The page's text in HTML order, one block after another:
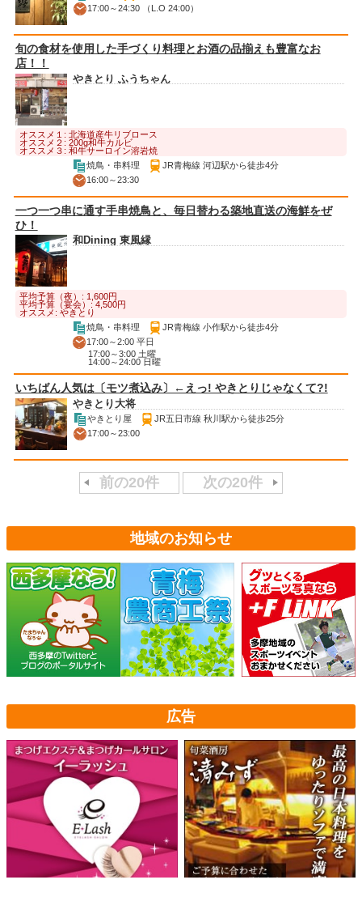
17:00～24:30 （L.O 24:00）
旬の食材を使用した手づくり料理とお酒の品揃えも豊富なお
店！！
やきとり ふうちゃん
オススメ１: 北海道産牛リブロース
オススメ２: 200g和牛カルビ
オススメ３: 和牛サーロイン溶岩焼
焼鳥・串料理
JR青梅線 河辺駅から徒歩4分
16:00～23:30
一つ一つ串に通す手串焼鳥と、毎日替わる築地直送の海鮮をぜ
ひ！
和Dining 東風縁
平均予算（夜）: 1,600円
平均予算（宴会）: 4,500円
オススメ: やきとり
焼鳥・串料理
JR青梅線 小作駅から徒歩4分
17:00～2:00 平日
17:00～3:00 土曜
14:00～24:00 日曜
いちばん人気は〔モツ煮込み〕←えっ! やきとりじゃなくて?!
やきとり大将
やきとり屋
JR五日市線 秋川駅から徒歩25分
17:00～23:00
前の20件 次の20件
地域のお知らせ
広告